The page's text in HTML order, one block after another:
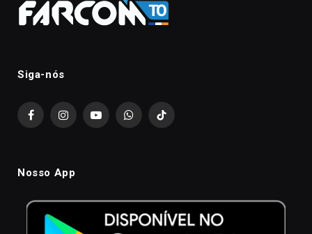
Siga-nós
FacebookInstagramYouTubeWhatsAppTikTok
Nosso App